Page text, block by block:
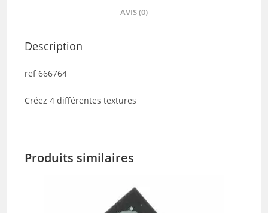
AVIS (0)
Description
ref 666764
Créez 4 différentes textures
Produits similaires